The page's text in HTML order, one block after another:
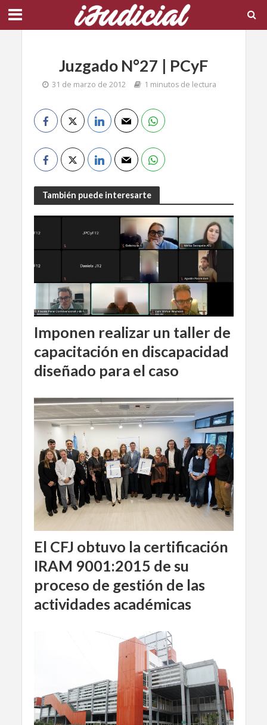
Juzgado N°27 | PCyF
31 de marzo de 2012 1 minutos de lectura
También puede interesarte
Imponen realizar un taller de
capacitación en discapacidad
diseñado para el caso
El CFJ obtuvo la certificación
IRAM 9001:2015 de su
proceso de gestión de las
actividades académicas